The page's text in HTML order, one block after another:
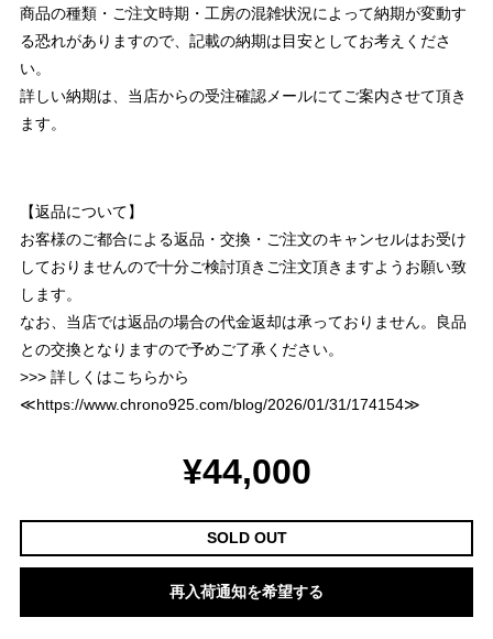
商品の種類・ご注文時期・工房の混雑状況によって納期が変動す
る恐れがありますので、記載の納期は目安としてお考えくださ
い。
詳しい納期は、当店からの受注確認メールにてご案内させて頂き
ます。
【返品について】
お客様のご都合による返品・交換・ご注文のキャンセルはお受け
しておりませんので十分ご検討頂きご注文頂きますようお願い致
します。
なお、当店では返品の場合の代金返却は承っておりません。良品
との交換となりますので予めご了承ください。
>>> 詳しくはこちらから
≪https://www.chrono925.com/blog/2026/01/31/174154≫
¥44,000
SOLD OUT
再入荷通知を希望する